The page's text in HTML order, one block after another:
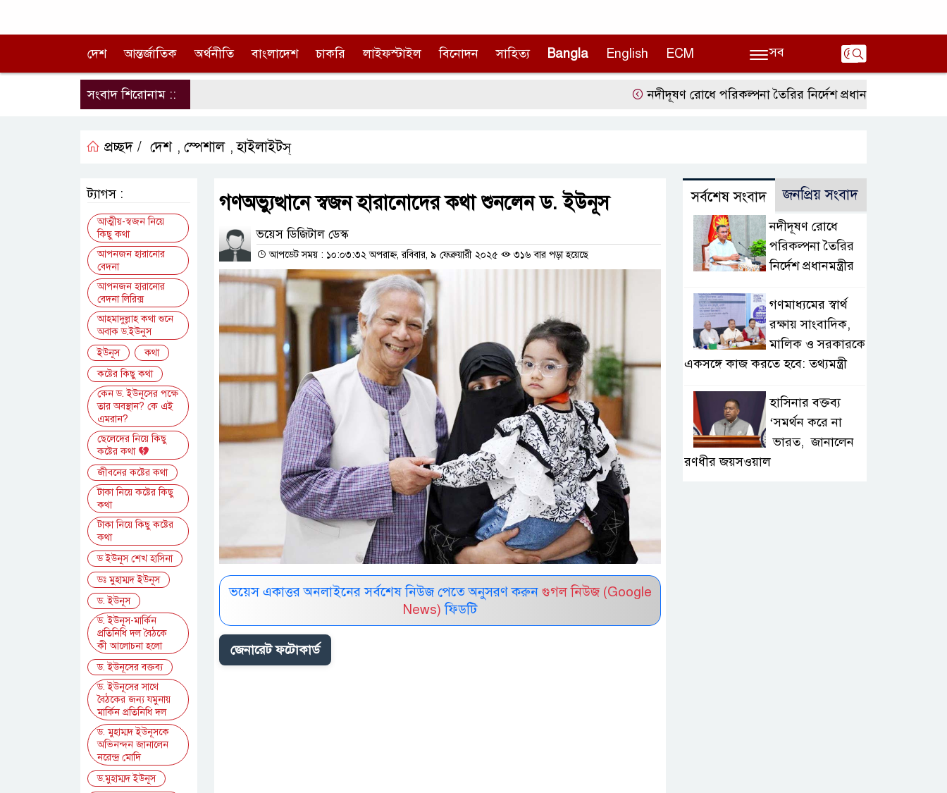
দেশ আন্তর্জাতিক অর্থনীতি বাংলাদেশ চাকরি লাইফস্টাইল বিনোদন সাহিত্য Bangla English ECM সব
সংবাদ শিরোনাম :: নদীদূষণ রোধে পরিকল্পনা তৈরির নির্দেশ প্রধানমন্ত্রীর
প্রচ্ছদ / দেশ , স্পেশাল ,হাইলাইটস্
গণঅভ্যুত্থানে স্বজন হারানোদের কথা শুনলেন ড. ইউনূস
ভয়েস ডিজিটাল ডেস্ক
আপডেট সময় : ১০:০৩:৩২ অপরাহ্ন, রবিবার, ৯ ফেব্রুয়ারী ২০২৫ ৩১৬ বার পড়া হয়েছে
ভয়েস একাত্তর অনলাইনের সর্বশেষ নিউজ পেতে অনুসরণ করুন গুগল নিউজ (Google
News) ফিডটি
জেনারেট ফটোকার্ড
ট্যাগস :
আত্মীয়-স্বজন নিয়ে
কিছু কথা
আপনজন হারানোর
বেদনা
আপনজন হারানোর
বেদনা লিরিক্স
আহমাদুল্লাহ কথা শুনে
অবাক ড.ইউনুস
ইউনূস
কথা
কষ্টের কিছু কথা
কেন ড. ইউনূসের পক্ষে
তার অবস্থান? কে এই
এমরান?
ছেলেদের নিয়ে কিছু
কষ্টের কথা
জীবনের কষ্টের কথা
টাকা নিয়ে কষ্টের কিছু
কথা
টাকা নিয়ে কিছু কষ্টের
কথা
ড ইউনূস শেখ হাসিনা
ডঃ মুহাম্মদ ইউনূস
ড. ইউনূস
ড. ইউনূস-মার্কিন
প্রতিনিধি দল বৈঠকে
কী আলোচনা হলো
ড. ইউনূসের বক্তব্য
ড. ইউনূসের সাথে
বৈঠকের জন্য যমুনায়
মার্কিন প্রতিনিধি দল
ড. মুহাম্মদ ইউনূসকে
অভিনন্দন জানালেন
নরেন্দ্র মোদি
ড.মুহাম্মদ ইউনূস
সর্বশেষ সংবাদ জনপ্রিয় সংবাদ
নদীদূষণ রোধে
পরিকল্পনা তৈরির
নির্দেশ প্রধানমন্ত্রীর
গণমাধ্যমের স্বার্থ
রক্ষায় সাংবাদিক,
মালিক ও সরকারকে
একসঙ্গে কাজ করতে হবে: তথ্যমন্ত্রী
হাসিনার বক্তব্য
‘সমর্থন করে না
ভারত, জানালেন
রণধীর জয়সওয়াল